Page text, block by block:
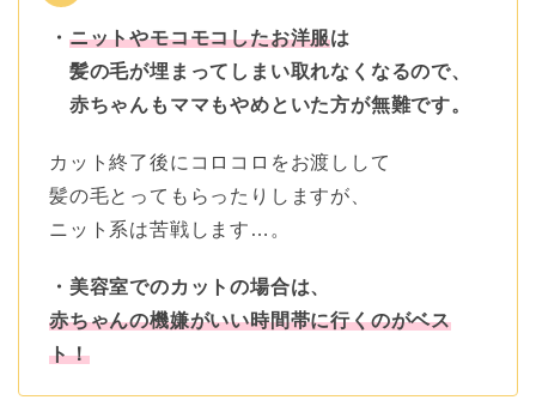
・ ニットやモコモコしたお洋服は
髪の毛が埋まってしまい取れなくなるので、
赤ちゃんもママもやめといた方が無難です。
カット終了後にコロコロをお渡しして
髪の毛とってもらったりしますが、
ニット系は苦戦します…。
・美容室でのカットの場合は、
赤ちゃんの機嫌がいい時間帯に行くのがベス
ト！